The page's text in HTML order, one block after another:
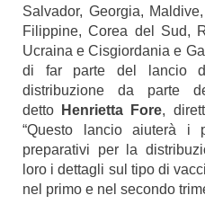
Salvador, Georgia,
Filippine, Corea del Sud,
Ucraina e Cisgiordania e
di far parte del lancio
distribuzione da parte
detto
Henrietta Fore,
“Questo lancio aiuterà i
preparativi per la
loro i dettagli sul tipo di
nel primo e nel secondo